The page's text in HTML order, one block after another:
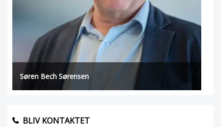
Søren Bech Sørensen
BLIV KONTAKTET